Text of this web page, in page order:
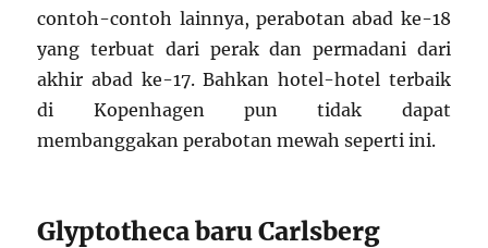
contoh-contoh lainnya, perabotan abad ke-18
yang terbuat dari perak dan permadani dari
akhir abad ke-17. Bahkan hotel-hotel terbaik
di Kopenhagen pun tidak dapat
membanggakan perabotan mewah seperti ini.
Glyptotheca baru Carlsberg